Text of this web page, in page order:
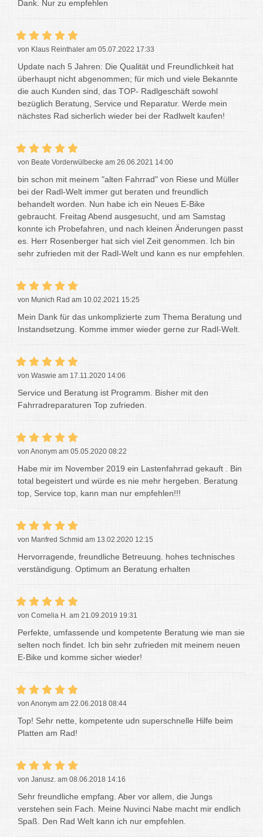
Dank. Nur zu empfehlen
von Klaus Reinthaler am 05.07.2022 17:33
Update nach 5 Jahren: Die Qualität und Freundlichkeit hat
überhaupt nicht abgenommen; für mich und viele Bekannte
die auch Kunden sind, das TOP- Radlgeschäft sowohl
bezüglich Beratung, Service und Reparatur. Werde mein
nächstes Rad sicherlich wieder bei der Radlwelt kaufen!
von Beate Vorderwülbecke am 26.06.2021 14:00
bin schon mit meinem "alten Fahrrad" von Riese und Müller
bei der Radl-Welt immer gut beraten und freundlich
behandelt worden. Nun habe ich ein Neues E-Bike
gebraucht. Freitag Abend ausgesucht, und am Samstag
konnte ich Probefahren, und nach kleinen Änderungen passt
es. Herr Rosenberger hat sich viel Zeit genommen. Ich bin
sehr zufrieden mit der Radl-Welt und kann es nur empfehlen.
von Munich Rad am 10.02.2021 15:25
Mein Dank für das unkomplizierte zum Thema Beratung und
Instandsetzung. Komme immer wieder gerne zur Radl-Welt.
von Waswie am 17.11.2020 14:06
Service und Beratung ist Programm. Bisher mit den
Fahrradreparaturen Top zufrieden.
von Anonym am 05.05.2020 08:22
Habe mir im November 2019 ein Lastenfahrrad gekauft . Bin
total begeistert und würde es nie mehr hergeben. Beratung
top, Service top, kann man nur empfehlen!!!
von Manfred Schmid am 13.02.2020 12:15
Hervorragende, freundliche Betreuung. hohes technisches
verständigung. Optimum an Beratung erhalten
von Cornelia H. am 21.09.2019 19:31
Perfekte, umfassende und kompetente Beratung wie man sie
selten noch findet. Ich bin sehr zufrieden mit meinem neuen
E-Bike und komme sicher wieder!
von Anonym am 22.06.2018 08:44
Top! Sehr nette, kompetente udn superschnelle Hilfe beim
Platten am Rad!
von Janusz. am 08.06.2018 14:16
Sehr freundliche empfang. Aber vor allem, die Jungs
verstehen sein Fach. Meine Nuvinci Nabe macht mir endlich
Spaß. Den Rad Welt kann ich nur empfehlen.